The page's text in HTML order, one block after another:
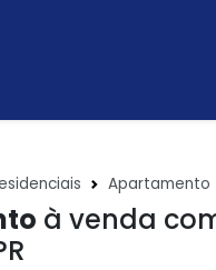
Apartamento
à venda